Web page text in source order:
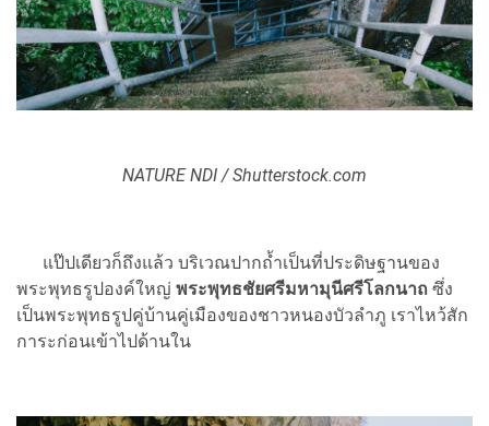
NATURE NDI / Shutterstock.com
แป๊ปเดียวก็ถึงแล้ว บริเวณปากถ้ำเป็นที่ประดิษฐานของ
พระพุทธรูปองค์ใหญ่ พระพุทธชัยศรีมหามุนีศรีโลกนาถ ซึ่ง
เป็นพระพุทธรูปคู่บ้านคู่เมืองของชาวหนองบัวลำภู เราไหว้สัก
การะก่อนเข้าไปด้านใน